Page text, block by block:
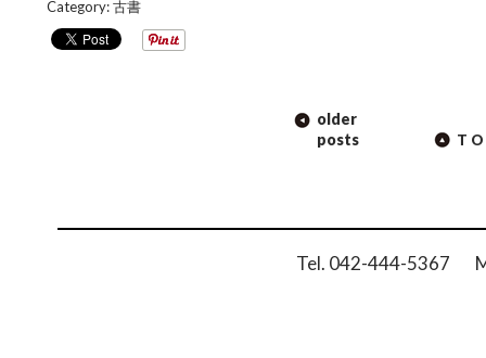
Category:古書
older
posts
Tel. 042-444-5367